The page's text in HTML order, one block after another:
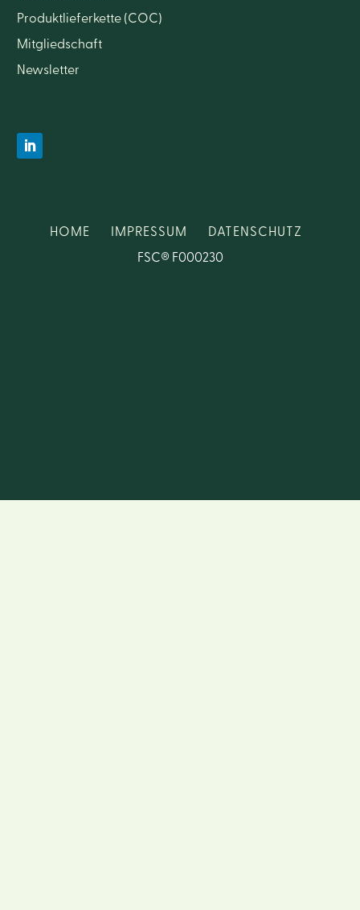
Produktlieferkette (COC)
Mitgliedschaft
Newsletter
HOME IMPRESSUM
DATENSCHUTZ
FSC® F000230